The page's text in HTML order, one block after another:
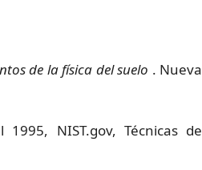
de la física del suelo . Nueva
NIST.gov, Técnicas de